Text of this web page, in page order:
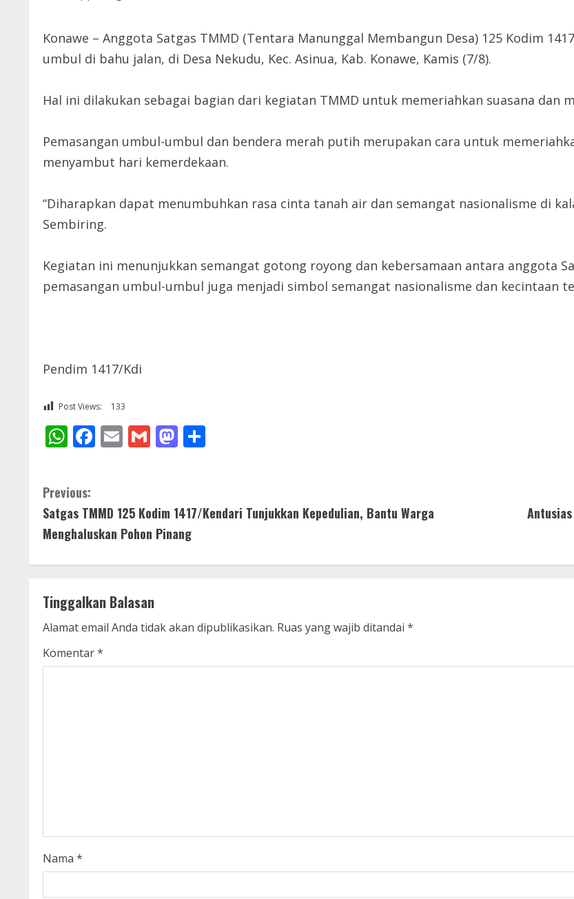
Konawe – Anggota Satgas TMMD (Tentara Manunggal Membangun Desa) 125 Kodim
umbul di bahu jalan, di Desa Nekudu, Kec. Asinua, Kab. Konawe, Kamis (7/8).
Hal ini dilakukan sebagai bagian dari kegiatan TMMD untuk memeriahkan suasana dan
Pemasangan umbul-umbul dan bendera merah putih merupakan cara untuk
menyambut hari kemerdekaan.
“Diharapkan dapat menumbuhkan rasa cinta tanah air dan semangat nasionalisme di
Sembiring.
Kegiatan ini menunjukkan semangat gotong royong dan kebersamaan antara anggota
pemasangan umbul-umbul juga menjadi simbol semangat nasionalisme dan kecintaan
Pendim 1417/Kdi
Post Views: 133
WhatsApp
Facebook
EmailGmailMastodon
C
o
i
n
u
i
n
Previous:
Satgas TMMD 125 Kodim 1417/Kendari Tunjukkan Kepedulian, Bantu Warga
Menghaluskan Pohon Pinang
Tinggalkan Balasan
Alamat email Anda tidak akan dipublikasikan. Ruas yang wajib ditandai *
Komentar*
Nama *